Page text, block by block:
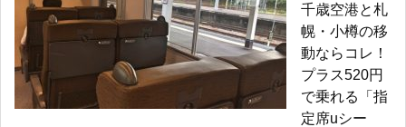
千歳空港と札
幌・小樽の移
動ならコレ！
プラス520円
で乗れる「指
定席uシー